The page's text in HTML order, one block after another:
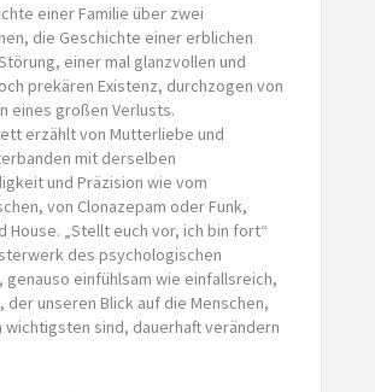
einer Familie über zwei
die Geschichte einer erblichen
einer mal glanzvollen und
prekären Existenz, durchzogen von
eines großen Verlusts.
erzählt von Mutterliebe und
mit derselben
und Präzision wie vom
von Clonazepam oder Funk,
House. „Stellt euch vor, ich bin fort“
des psychologischen
genauso einfühlsam wie einfallsreich,
der unseren Blick auf die Menschen,
wichtigsten sind, dauerhaft verändern